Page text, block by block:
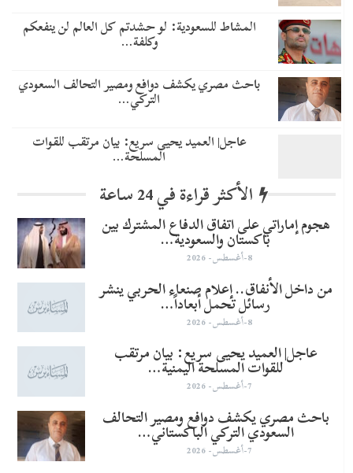
المشاط للسعودية: لو حشدتم كل العالم لن ينفعكم
وكلفة…
باحث مصري يكشف دوافع ومصير التحالف السعودي
التركي…
عاجل| العميد يحيى سريع: بيان مرتقب للقوات
المسلحة…
الأكثر قراءة في 24 ساعة
هجوم إماراتي على اتفاق الدفاع المشترك بين
باكستان والسعودية…
8-أغسطس- 2026
من داخل الأنفاق.. إعلام صنعاء الحربي ينشر
رسائل تحمل أبعاداً…
8-أغسطس- 2026
عاجل| العميد يحيى سريع: بيان مرتقب
للقوات المسلحة اليمنية…
7-أغسطس- 2026
باحث مصري يكشف دوافع ومصير التحالف
السعودي التركي الباكستاني…
7-أغسطس- 2026